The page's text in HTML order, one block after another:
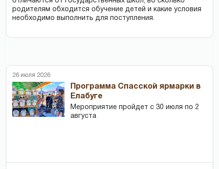
родителям обходится обучение детей и какие условия
необходимо выполнить для поступления.
26 июля 2026
Программа Спасской ярмарки в
Елабуге
Мероприятие пройдет с 30 июля по 2
августа